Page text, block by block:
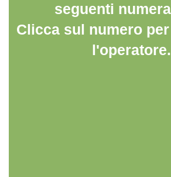
seguenti
Clicca sul numero
l'operatore.